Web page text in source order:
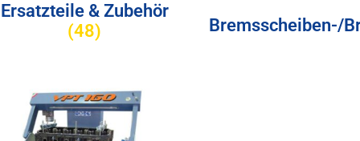
Ersatzteile & Zubehör
(48)
Bremsscheiben-/